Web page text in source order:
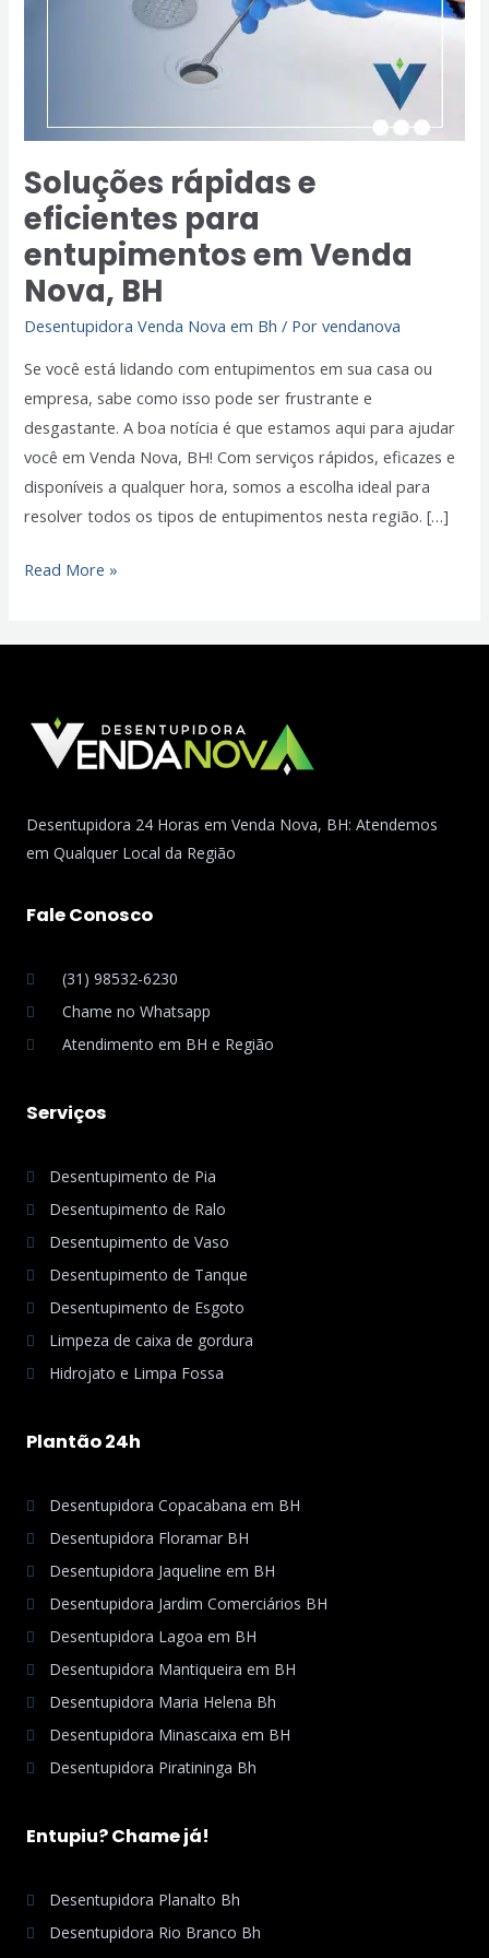
Soluções rápidas e
eficientes para
entupimentos em Venda
Nova, BH
Desentupidora Venda Nova em Bh / Porvendanova
Se você está lidando com entupimentos em sua casa ou
empresa, sabe como isso pode ser frustrante e
desgastante. A boa notícia é que estamos aqui para ajudar
você em Venda Nova, BH! Com serviços rápidos, eficazes e
disponíveis a qualquer hora, somos a escolha ideal para
resolver todos os tipos de entupimentos nesta região. […]
Read More »
Desentupidora 24 Horas em Venda Nova, BH: Atendemos
em Qualquer Local da Região
Fale Conosco
(31) 98532-6230
Chame no Whatsapp
Atendimento em BH e Região
Serviços
Desentupimento de Pia
Desentupimento de Ralo
Desentupimento de Vaso
Desentupimento de Tanque
Desentupimento de Esgoto
Limpeza de caixa de gordura
Hidrojato e Limpa Fossa
Plantão 24h
Desentupidora Copacabana em BH
Desentupidora Floramar BH
Desentupidora Jaqueline em BH
Desentupidora Jardim Comerciários BH
Desentupidora Lagoa em BH
Desentupidora Mantiqueira em BH
Desentupidora Maria Helena Bh
Desentupidora Minascaixa em BH
Desentupidora Piratininga Bh
Entupiu? Chame já!
Desentupidora Planalto Bh
Desentupidora Rio Branco Bh